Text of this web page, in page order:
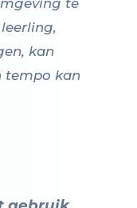
kan
tempo kan